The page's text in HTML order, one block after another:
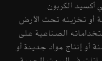
أكسيد الكربون
أو تخزينه تحت الأرض
الصناعية على
إنتاج مواد جديدة أو